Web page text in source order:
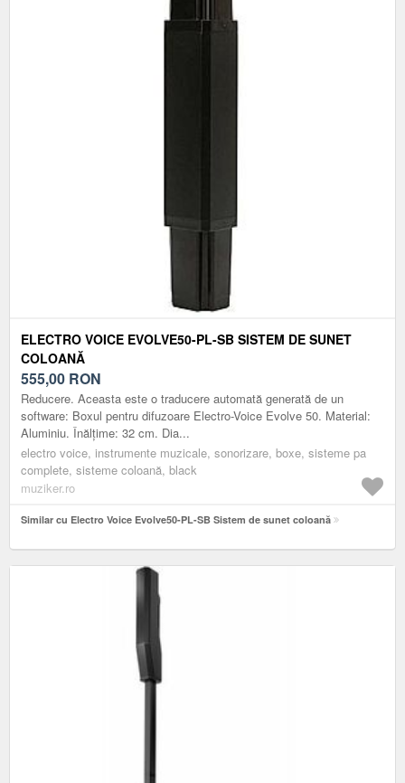
ELECTRO VOICE EVOLVE50-PL-SB SISTEM DE SUNET
COLOANĂ
555,00 RON
Reducere. Aceasta este o traducere automată generată de un
software: Boxul pentru difuzoare Electro-Voice Evolve 50. Material:
Aluminiu. Înălțime: 32 cm. Dia...
electro voice, instrumente muzicale, sonorizare, boxe, sisteme pa
complete, sisteme coloană, black
muziker.ro
Similar cu Electro Voice Evolve50-PL-SB Sistem de sunet coloană